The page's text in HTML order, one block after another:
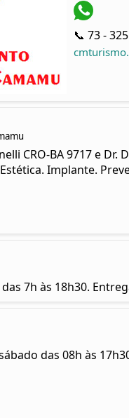
📞 73 -
CRO-BA 9717 e
Implante.
7h às 18h30.
das 08h às